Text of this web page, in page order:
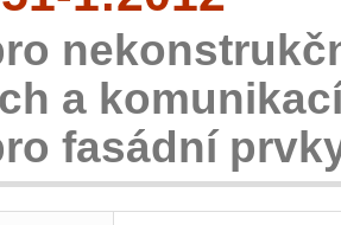
a
fasádní